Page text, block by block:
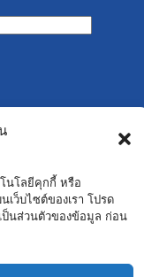
นโลยีคุกกี้ หรือ
ว็บไซต์ของเรา โปรด
ป็นส่วนตัวของข้อมูล ก่อน